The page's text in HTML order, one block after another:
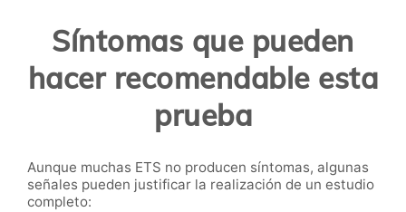
Síntomas que pueden
hacer recomendable esta
prueba
Aunque muchas ETS no producen síntomas, algunas
señales pueden justificar la realización de un estudio
completo: